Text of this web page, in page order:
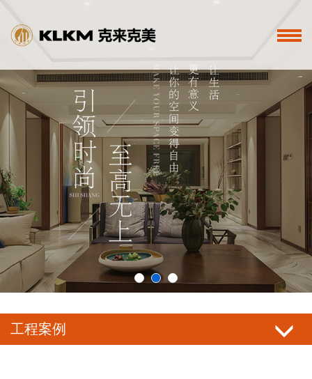
工程案例